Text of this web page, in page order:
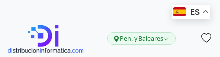
ES
Pen. y Baleares